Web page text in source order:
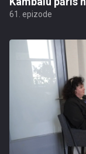
61. epizode